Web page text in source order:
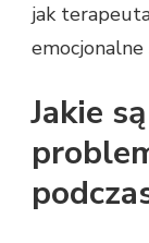
jak
Jakie